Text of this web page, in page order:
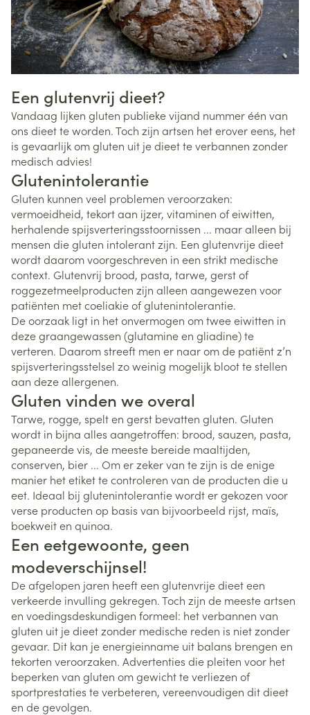
Een glutenvrij dieet?
Vandaag lijken gluten publieke vijand nummer één van
ons dieet te worden. Toch zijn artsen het erover eens, het
is gevaarlijk om gluten uit je dieet te verbannen zonder
medisch advies!
Glutenintolerantie
Gluten kunnen veel problemen veroorzaken:
vermoeidheid, tekort aan ijzer, vitaminen of eiwitten,
herhalende spijsverteringsstoornissen ... maar alleen bij
mensen die gluten intolerant zijn. Een glutenvrije dieet
wordt daarom voorgeschreven in een strikt medische
context. Glutenvrij brood, pasta, tarwe, gerst of
roggezetmeelproducten zijn alleen aangewezen voor
patiënten met coeliakie of glutenintolerantie.
De oorzaak ligt in het onvermogen om twee eiwitten in
deze graangewassen (glutamine en gliadine) te
verteren. Daarom streeft men er naar om de patiënt z’n
spijsverteringsstelsel zo weinig mogelijk bloot te stellen
aan deze allergenen.
Gluten vinden we overal
Tarwe, rogge, spelt en gerst bevatten gluten. Gluten
wordt in bijna alles aangetroffen: brood, sauzen, pasta,
gepaneerde vis, de meeste bereide maaltijden,
conserven, bier ... Om er zeker van te zijn is de enige
manier het etiket te controleren van de producten die u
eet. Ideaal bij glutenintolerantie wordt er gekozen voor
verse producten op basis van bijvoorbeeld rijst, maïs,
boekweit en quinoa.
Een eetgewoonte, geen
modeverschijnsel!
De afgelopen jaren heeft een glutenvrije dieet een
verkeerde invulling gekregen. Toch zijn de meeste artsen
en voedingsdeskundigen formeel: het verbannen van
gluten uit je dieet zonder medische reden is niet zonder
gevaar. Dit kan je energieinname uit balans brengen en
tekorten veroorzaken. Advertenties die pleiten voor het
beperken van gluten om gewicht te verliezen of
sportprestaties te verbeteren, vereenvoudigen dit dieet
en de gevolgen.